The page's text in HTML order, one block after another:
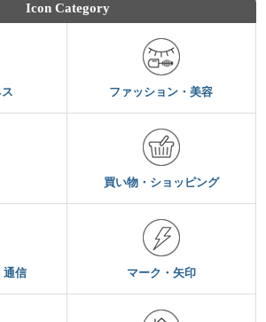
Icon Category
ファッション・美容
買い物・ショッピング
通信 マーク・矢印